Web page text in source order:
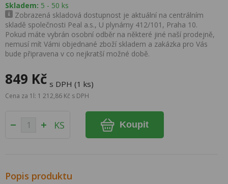
Skladem: 5 - 50 ks
Zobrazená skladová dostupnost je aktuální na centrálním
skladě společnosti Peal a.s., U plynárny 412/101, Praha 10.
Pokud máte vybrán osobní odběr na některé jiné naší prodejně,
nemusí mít Vámi objednané zboží skladem a zakázka pro Vás
bude připravena v co nejkratší možné době.
849 Kč s DPH (1 ks)
Cena za 1l: 1 212,86 Kč s DPH
KS Koupit
Popis produktu